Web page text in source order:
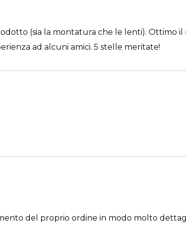
(sia la montatura che le lenti). Ottimo
ad alcuni amici. 5 stelle meritate!
del proprio ordine in modo molto